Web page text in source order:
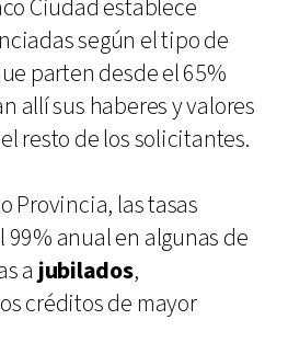
Ciudad establece
según el tipo de
parten desde el 65%
allí sus haberes y valores
resto de los solicitantes.
Provincia, las tasas
anual en algunas de
a jubilados,
créditos de mayor